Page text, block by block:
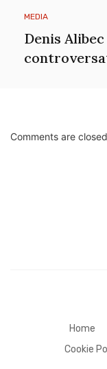
MEDIA
Denis
Comments are
Home
Cookie